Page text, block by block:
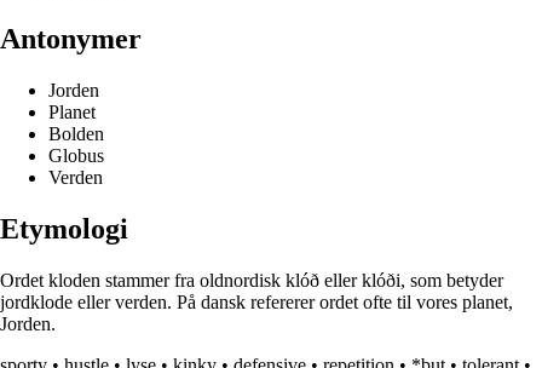
Antonymer
Jorden
Planet
Bolden
Globus
Verden
Etymologi
Ordet kloden stammer fra oldnordisk klóð eller klóði, som betyder
jordklode eller verden. På dansk refererer ordet ofte til vores planet,
Jorden.